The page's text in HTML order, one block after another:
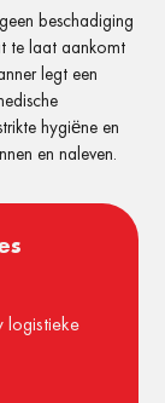
beschadiging
te laat aankomt
legt een
hygiëne en
en naleven.
logistieke